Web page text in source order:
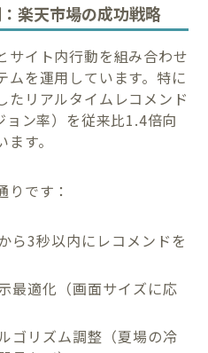
楽天市場の成功戦略
サイト内行動を組み合わせ
ムを運用しています。特に
たリアルタイムレコメンド
ョン率）を従来比1.4倍向
す。
です：
ら3秒以内にレコメンドを
最適化（画面サイズに応
ゴリズム調整（夏場の冷